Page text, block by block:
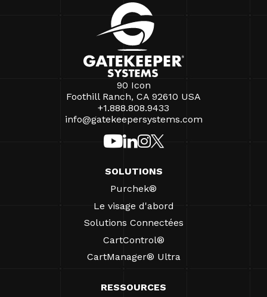
90 Icon
Foothill Ranch, CA 92610 USA
+1.888.808.9433
info@gatekeepersystems.com
SOLUTIONS
Purchek®
Le visage d'abord
Solutions Connectées
CartControl®
CartManager® Ultra
RESSOURCES